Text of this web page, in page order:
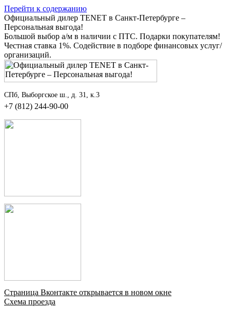
Перейти к содержанию
Официальный дилер TENET в Санкт-Петербурге –
Персональная выгода!
Большой выбор а/м в наличии с ПТС. Подарки покупателям!
Честная ставка 1%. Содействие в подборе финансовых услуг/
организаций.
СПб, Выборгское ш., д. 31, к.3
+7 (812) 244-90-00
Страница Вконтакте открывается в новом окне
Схема проезда